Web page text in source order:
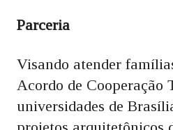
Parceria
Visando atender
Acordo de
universidades de